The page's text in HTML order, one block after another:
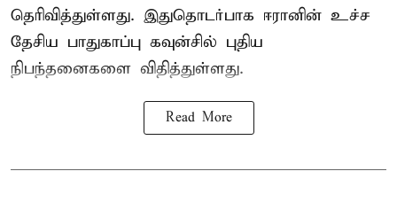
தெரிவித்துள்ளது. இதுதொடர்பாக ஈரானின் உச்ச
தேசிய பாதுகாப்பு கவுன்சில் புதிய
நிபந்தனைகளை விதித்துள்ளது.
Read More